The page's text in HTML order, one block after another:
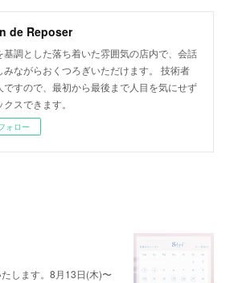
de Reposer
基調とした落ち着いた雰囲気の店内で、会話
みながらおくつろぎいただけます。 技術者
ですので、最初から最後まで人目を気にせず
クスできます。
ォロー
します。8月13日(木)〜